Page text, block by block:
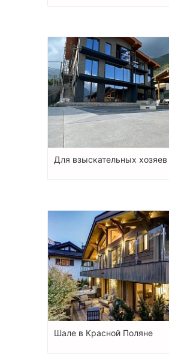
Для взыскательных хозяев
Шале в Красной Поляне